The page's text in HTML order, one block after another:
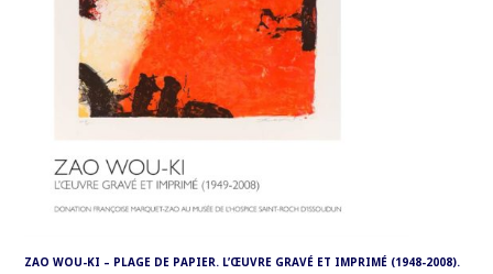
ZAO WOU-KI – PLAGE DE PAPIER. L’ŒUVRE GRAVÉ ET IMPRIMÉ (1948-2008).